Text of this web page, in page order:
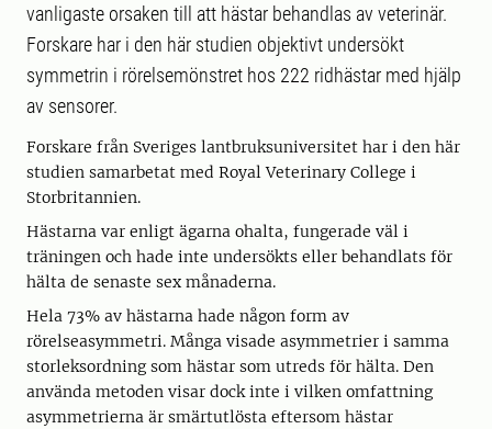
vanligaste orsaken till att hästar behandlas av veterinär.
Forskare har i den här studien objektivt undersökt
symmetrin i rörelsemönstret hos 222 ridhästar med hjälp
av sensorer.
Forskare från Sveriges lantbruksuniversitet har i den här
studien samarbetat med Royal Veterinary College i
Storbritannien.
Hästarna var enligt ägarna ohalta, fungerade väl i
träningen och hade inte undersökts eller behandlats för
hälta de senaste sex månaderna.
Hela 73% av hästarna hade någon form av
rörelseasymmetri. Många visade asymmetrier i samma
storleksordning som hästar som utreds för hälta. Den
använda metoden visar dock inte i vilken omfattning
asymmetrierna är smärtutlösta eftersom hästar